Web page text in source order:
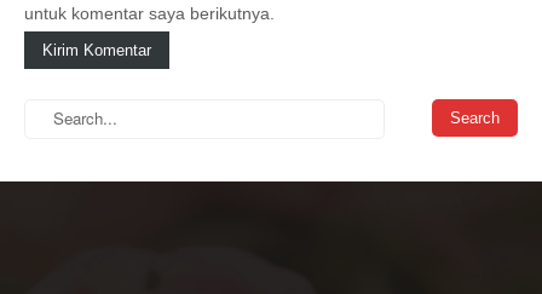
untuk komentar saya berikutnya.